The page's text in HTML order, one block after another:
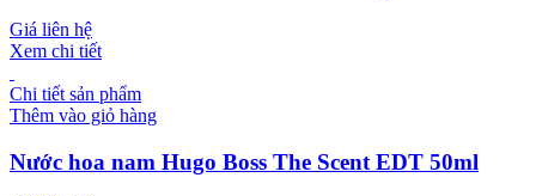
Giá liên hệ
Xem chi tiết
Chi tiết sản phẩm
Thêm vào giỏ hàng
Nước hoa nam Hugo Boss The Scent EDT 50ml